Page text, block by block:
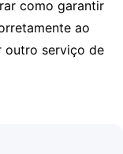
como garantir
ao
outro serviço de